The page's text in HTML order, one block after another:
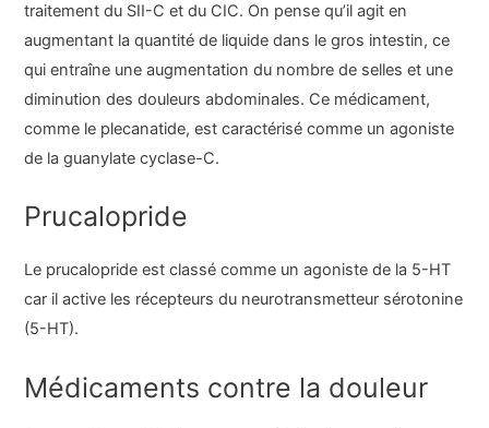
traitement du SII-C et du CIC. On pense qu’il agit en
augmentant la quantité de liquide dans le gros intestin, ce
qui entraîne une augmentation du nombre de selles et une
diminution des douleurs abdominales. Ce médicament,
comme le plecanatide, est caractérisé comme un agoniste
de la guanylate cyclase-C.
Prucalopride
Le prucalopride est classé comme un agoniste de la 5-HT
car il active les récepteurs du neurotransmetteur sérotonine
(5-HT).
Médicaments contre la douleur